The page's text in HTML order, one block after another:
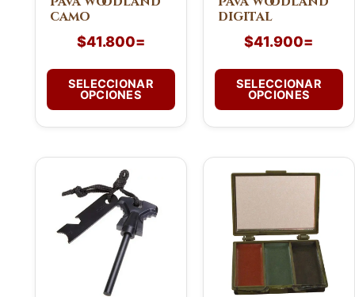
camo
$41.800=
SELECCIONAR
OPCIONES
elegir
página
producto
digital
$41.900=
SELECCIONAR
OPCIONES
elegir
página
producto